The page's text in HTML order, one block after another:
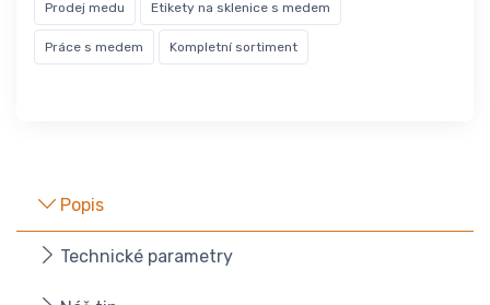
Prodej medu Etikety na sklenice s medem
Práce s medem Kompletní sortiment
Popis
Technické parametry